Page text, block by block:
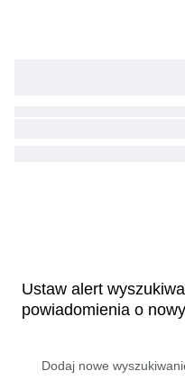
Ustaw alert
powiadomienia o